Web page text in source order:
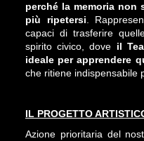
perché la memoria non
più ripetersi .
capaci di trasferire
spirito civico, dove il
ideale per apprendere
che ritiene indispensabile
IL PROGETTO
Azione prioritaria del